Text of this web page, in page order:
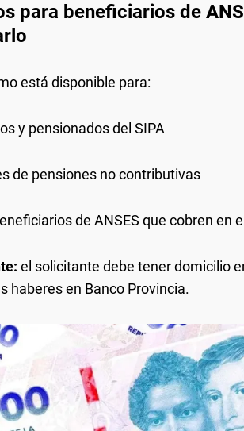
para beneficiarios de
está disponible para:
y pensionados del SIPA
de pensiones no contributivas
de ANSES que cobren en
el solicitante debe tener domicilio
haberes en Banco Provincia.